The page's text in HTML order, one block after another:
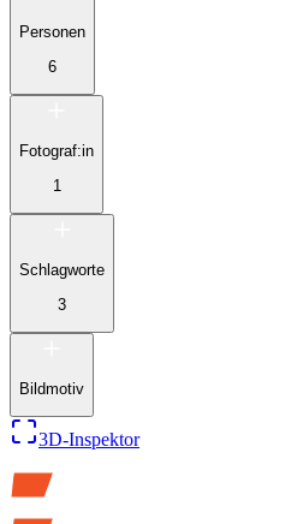
Personen
6
Fotograf:in
1
Schlagworte
3
Bildmotiv
3D-Inspektor